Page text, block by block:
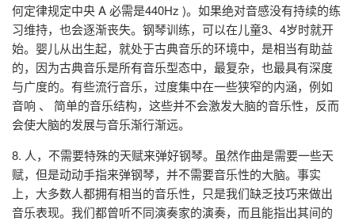
何定律规定中央 A 必需是440Hz )。如果绝对音感没有持续的练
习维持，也会逐渐丧失。钢琴训练，可以在儿童3、4岁时就开
始。婴儿从出生起，就处于古典音乐的环境中，是相当有助益
的，因为古典音乐是所有音乐型态中，最复杂，也最具有深度
与广度的。有些流行音乐，过度集中在一些狭窄的内涵，例如
音响 、 简单的音乐结构，这些并不会激发大脑的音乐性，反而
会使大脑的发展与音乐渐行渐远。
8. 人，不需要特殊的天赋来弹好钢琴。虽然作曲是需要一些天
赋，但是动动手指来弹钢琴，并不需要音乐性的大脑。事实
上，大多数人都拥有相当的音乐性，只是我们缺乏技巧来做出
音乐表现。我们都曾听不同演奏家的演奏，而且能指出其间的